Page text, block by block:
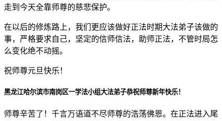
走到今天全靠师尊的慈悲保护。
在以后的修炼路上，我们更应该做好正法时期大法弟子该做的
事，严格要求自己，坚定的信师信法，助师正法，不管时局怎
么变化绝不动摇。
祝师尊元旦快乐！
黑龙江哈尔滨市南岗区一学法小组大法弟子恭祝师尊新年快乐！
师尊辛苦了！千言万语道不尽师尊的浩荡佛恩。在正法进入尾